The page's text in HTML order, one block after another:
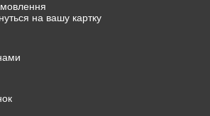
на вашу картку